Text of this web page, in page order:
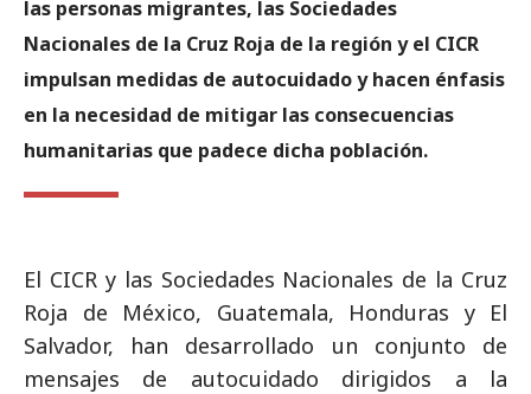
las personas migrantes, las Sociedades
Nacionales de la Cruz Roja de la región y el CICR
impulsan medidas de autocuidado y hacen énfasis
en la necesidad de mitigar las consecuencias
humanitarias que padece dicha población.
El CICR y las Sociedades Nacionales de la Cruz
Roja de México, Guatemala, Honduras y El
Salvador, han desarrollado un conjunto de
mensajes de autocuidado dirigidos a la